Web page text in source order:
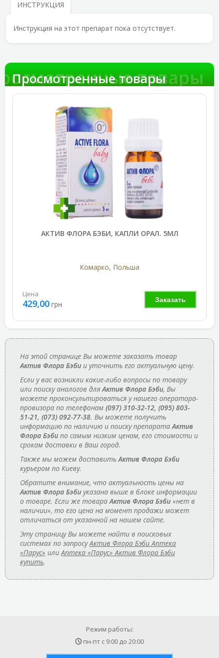
ИНСТРУКЦИЯ
Инструкция на этот препарат пока отсутствует.
товары
Просмотренные товары
АКТИВ ФЛОРА БЭБИ, КАПЛИ ОРАЛ. 5МЛ
Комарко, Польша
Заказать
Цена
429,00 грн
На этой странице Вы можете заказать товар
Актив Флора Бэби и уточнить его актуальную цену.
Если у вас возникли какие-либо вопросы по товару
или поиску аналогов дляАктив Флора Бэби, Вы
можете проконсультироваться у нашего оператора-
провизора по телефонам (097) 310-32-12, (095) 803-
51-21, (073) 092-77-38. Вы можете получить
информацию по наличию и поиску препаратаАктив
Флора Бэби по самым низким ценам, его стоимости и
срокам доставки в Ваш город.
Также мы можем доставитьАктив Флора Бэби
курьером по Киеву.
Обратите внимание, что актуальность цены на
Актив Флора Бэби указана выше в блоке информации
о товаре. Если же товараАктив Флора Бэби «нет в
наличии», то его цена на момент продажи может
отличаться от указанной на нашем сайте.
Эту страницу Вы можете найти в поисковых
системах по запросуАктив Флора Бэби Аптека
«Парус» илиАптека «Парус» Актив Флора Бэби
купить.
Режим работы:
пн-пт с 9:00 до 20:00